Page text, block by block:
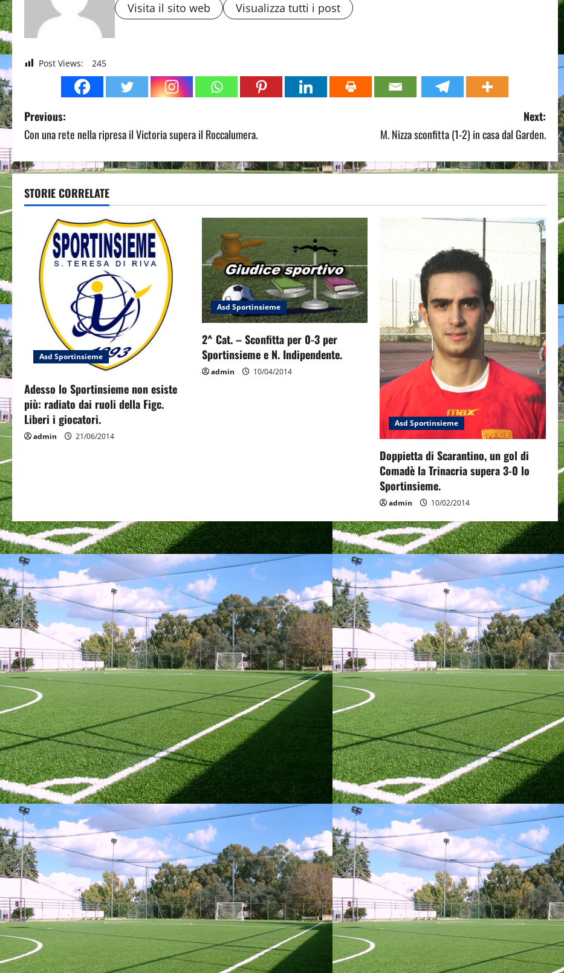
Visita il sito web Visualizza tutti i post
Post Views: 245
P
o
s
t
i
o
n
Previous:
Con una rete nella ripresa il Victoria supera il Roccalumera.
Next:
M. Nizza sconfitta (1-2) in casa dal Garden.
STORIE CORRELATE
Asd Sportinsieme
Adesso lo Sportinsieme non esiste
più: radiato dai ruoli della Figc.
Liberi i giocatori.
admin 21/06/2014
Asd Sportinsieme
2^ Cat. – Sconfitta per 0-3 per
Sportinsieme e N. Indipendente.
admin 10/04/2014
Asd Sportinsieme
Doppietta di Scarantino, un gol di
Comadè la Trinacria supera 3-0 lo
Sportinsieme.
admin 10/02/2014